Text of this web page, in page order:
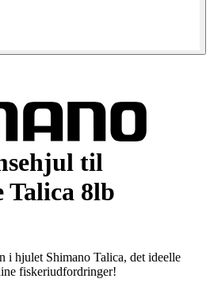
til
Talica 8lb
i hjulet Shimano Talica, det ideelle
fiskeriudfordringer!